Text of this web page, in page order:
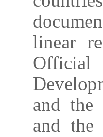
linear
and the
and the